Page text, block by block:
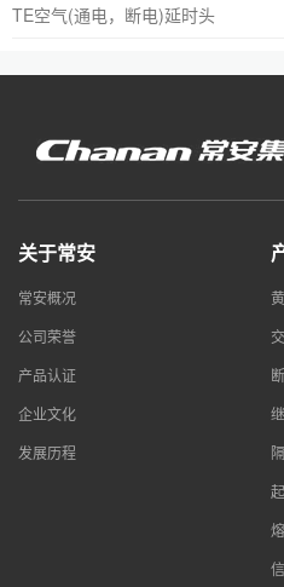
TE空气(通电，断电)延时头
关于常安
常安概况
公司荣誉
产品认证
企业文化
发展历程